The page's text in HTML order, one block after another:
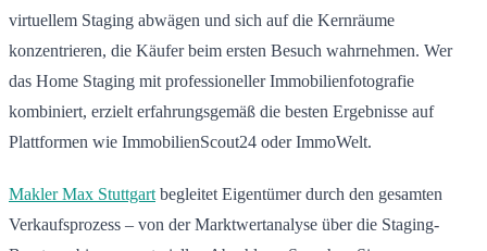
virtuellem Staging abwägen und sich auf die Kernräume
konzentrieren, die Käufer beim ersten Besuch wahrnehmen. Wer
das Home Staging mit professioneller Immobilienfotografie
kombiniert, erzielt erfahrungsgemäß die besten Ergebnisse auf
Plattformen wie ImmobilienScout24 oder ImmoWelt.
Makler Max Stuttgart begleitet Eigentümer durch den gesamten
Verkaufsprozess – von der Marktwertanalyse über die Staging-